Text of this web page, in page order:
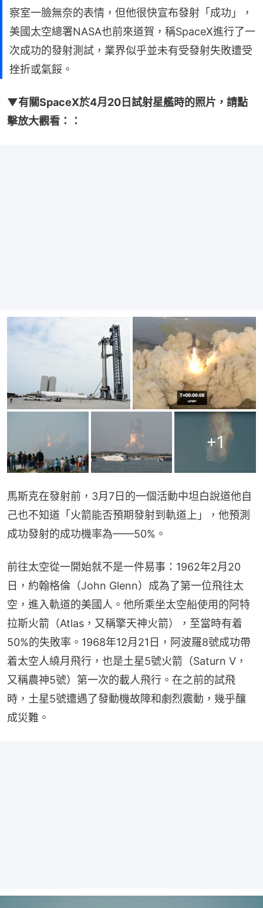
察室一臉無奈的表情，但他很快宣布發射「成功」，
美國太空總署NASA也前來道賀，稱SpaceX進行了一
次成功的發射測試，業界似乎並未有受發射失敗遭受
挫折或氣餒。
▼有關SpaceX於4月20日試射星艦時的照片，請點
擊放大觀看：：
+1
馬斯克在發射前，3月7日的一個活動中坦白說道他自
己也不知道「火箭能否預期發射到軌道上」，他預測
成功發射的成功機率為——50%。
前往太空從一開始就不是一件易事：1962年2月20
日，約翰格倫（John Glenn）成為了第一位飛往太
空，進入軌道的美國人。他所乘坐太空船使用的阿特
拉斯火箭（Atlas，又稱擎天神火箭），至當時有着
50%的失敗率。1968年12月21日，阿波羅8號成功帶
着太空人繞月飛行，也是土星5號火箭（Saturn V，
又稱農神5號）第一次的載人飛行。在之前的試飛
時，土星5號遭遇了發動機故障和劇烈震動，幾乎釀
成災難。